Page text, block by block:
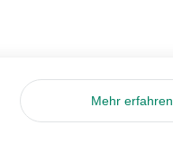
Mehr erfahren